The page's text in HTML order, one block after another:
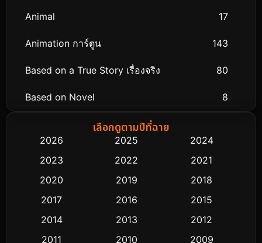
Animal 17
Animation การ์ตูน 143
Based on a True Story เรื่องจริง 80
Based on Novel 8
Biography ชีวิตจริง
Classic หนังคลาสสิก
Comedy ตลก 453
เลือกดูตามปีที่ฉาย
2026 2025
2024
2023
2022
2021
2020
2019
2018
2017
2016
2015
2014
2013
2012
2011
2010
2009